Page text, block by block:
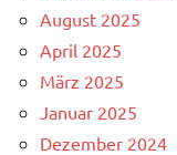
August 2025
April 2025
März 2025
Januar 2025
Dezember 2024